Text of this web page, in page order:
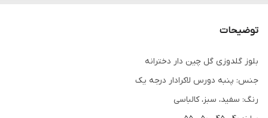
توضیحات
بلوز گلدوزی گل چین دار دخترانه
جنس: پنبه دورس لاکرادار درجه یک
رنگ: سفید، سبز، کالباسی